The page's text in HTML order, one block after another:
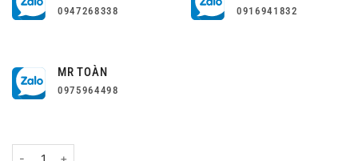
0947268338 0916941832
MR TOÀN
0975964498